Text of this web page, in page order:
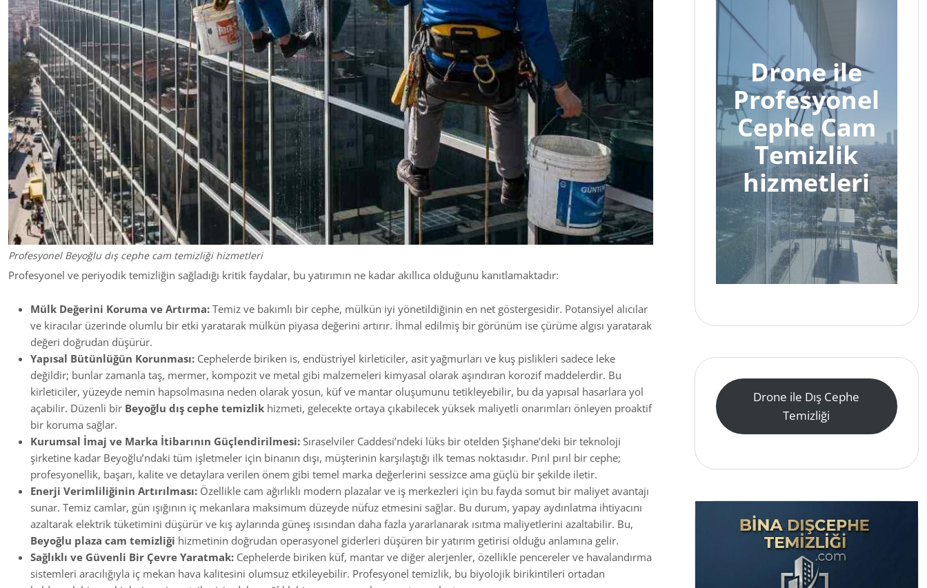
Profesyonel Beyoğlu dış cephe cam temizliği hizmetleri
Profesyonel ve periyodik temizliğin sağladığı kritik faydalar, bu yatırımın ne kadar akıllıca olduğunu kanıtlamaktadır:
Mülk Değerini Koruma ve Artırma: Temiz ve bakımlı bir cephe, mülkün iyi yönetildiğinin en net göstergesidir. Potansiyel alıcılar
ve kiracılar üzerinde olumlu bir etki yaratarak mülkün piyasa değerini artırır. İhmal edilmiş bir görünüm ise çürüme algısı yaratarak
değeri doğrudan düşürür.
Yapısal Bütünlüğün Korunması: Cephelerde biriken is, endüstriyel kirleticiler, asit yağmurları ve kuş pislikleri sadece leke
değildir; bunlar zamanla taş, mermer, kompozit ve metal gibi malzemeleri kimyasal olarak aşındıran korozif maddelerdir. Bu
kirleticiler, yüzeyde nemin hapsolmasına neden olarak yosun, küf ve mantar oluşumunu tetikleyebilir, bu da yapısal hasarlara yol
açabilir. Düzenli bir Beyoğlu dış cephe temizlik hizmeti, gelecekte ortaya çıkabilecek yüksek maliyetli onarımları önleyen proaktif
bir koruma sağlar.
Kurumsal İmaj ve Marka İtibarının Güçlendirilmesi: Sıraselviler Caddesi’ndeki lüks bir otelden Şişhane’deki bir teknoloji
şirketine kadar Beyoğlu’ndaki tüm işletmeler için binanın dışı, müşterinin karşılaştığı ilk temas noktasıdır. Pırıl pırıl bir cephe;
profesyonellik, başarı, kalite ve detaylara verilen önem gibi temel marka değerlerini sessizce ama güçlü bir şekilde iletir.
Enerji Verimliliğinin Artırılması: Özellikle cam ağırlıklı modern plazalar ve iş merkezleri için bu fayda somut bir maliyet avantajı
sunar. Temiz camlar, gün ışığının iç mekanlara maksimum düzeyde nüfuz etmesini sağlar. Bu durum, yapay aydınlatma ihtiyacını
azaltarak elektrik tüketimini düşürür ve kış aylarında güneş ısısından daha fazla yararlanarak ısıtma maliyetlerini azaltabilir. Bu,
Beyoğlu plaza cam temizliği hizmetinin doğrudan operasyonel giderleri düşüren bir yatırım getirisi olduğu anlamına gelir.
Sağlıklı ve Güvenli Bir Çevre Yaratmak: Cephelerde biriken küf, mantar ve diğer alerjenler, özellikle pencereler ve havalandırma
sistemleri aracılığıyla iç mekan hava kalitesini olumsuz etkileyebilir. Profesyonel temizlik, bu biyolojik birikintileri ortadan
Drone ile
Profesyonel
Cephe Cam
Temizlik
hizmetleri
Drone ile Dış Cephe
Temizliği